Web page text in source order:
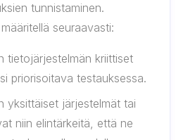
tunnistaminen.
seuraavasti:
tietojärjestelmän kriittiset
priorisoitava testauksessa.
yksittäiset järjestelmät tai
niin elintärkeitä, että ne